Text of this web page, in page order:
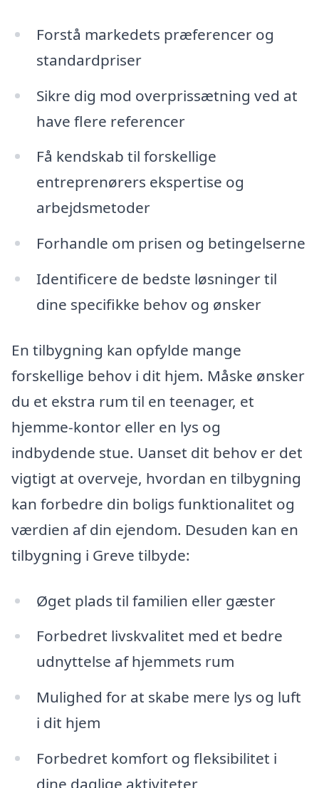
Forstå markedets præferencer og
standardpriser
Sikre dig mod overprissætning ved at
have flere referencer
Få kendskab til forskellige
entreprenørers ekspertise og
arbejdsmetoder
Forhandle om prisen og betingelserne
Identificere de bedste løsninger til
dine specifikke behov og ønsker
En tilbygning kan opfylde mange
forskellige behov i dit hjem. Måske ønsker
du et ekstra rum til en teenager, et
hjemme-kontor eller en lys og
indbydende stue. Uanset dit behov er det
vigtigt at overveje, hvordan en tilbygning
kan forbedre din boligs funktionalitet og
værdien af din ejendom. Desuden kan en
tilbygning i Greve tilbyde:
Øget plads til familien eller gæster
Forbedret livskvalitet med et bedre
udnyttelse af hjemmets rum
Mulighed for at skabe mere lys og luft
i dit hjem
Forbedret komfort og fleksibilitet i
dine daglige aktiviteter